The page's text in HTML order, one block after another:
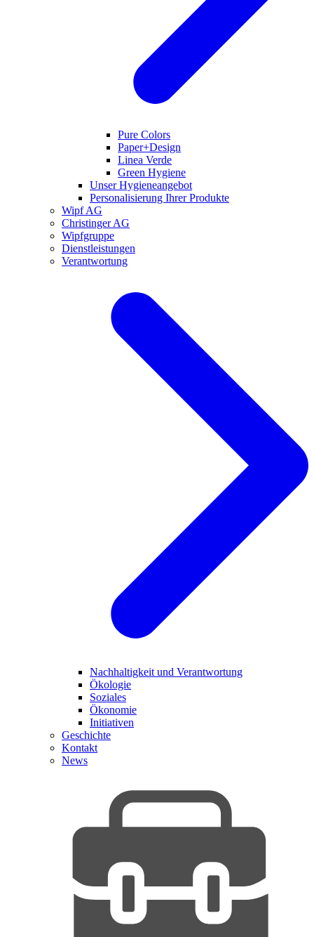
Pure Colors
Paper+Design
Linea Verde
Green Hygiene
Unser Hygieneangebot
Personalisierung Ihrer Produkte
Wipf AG
Christinger AG
Wipfgruppe
Dienstleistungen
Verantwortung
Nachhaltigkeit und Verantwortung
Ökologie
Soziales
Ökonomie
Initiativen
Geschichte
Kontakt
News